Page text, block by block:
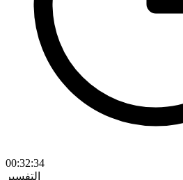
00:32:34
التفسير